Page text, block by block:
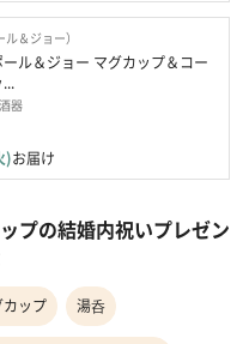
＆ジョー）
ール＆ジョー マグカップ＆コー
器
)お届け
プの結婚内祝いプレゼン
カップ 湯呑